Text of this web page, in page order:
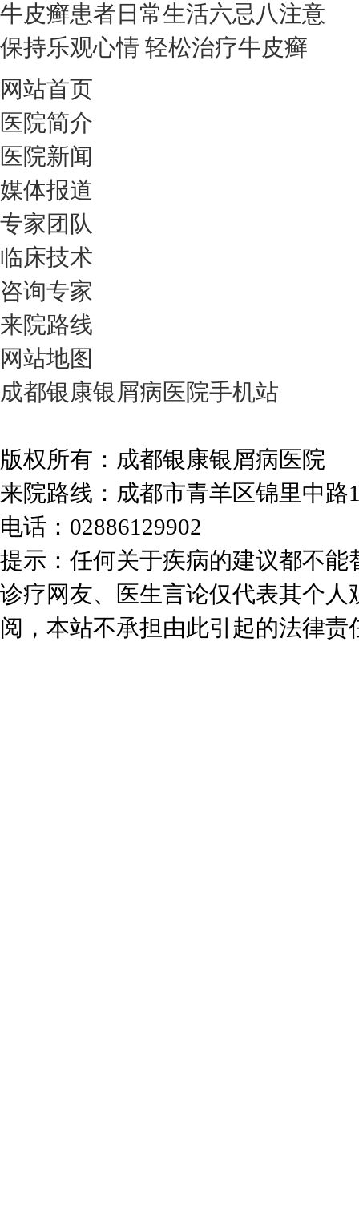
牛皮癣患者日常生活六忌八注意
保持乐观心情 轻松治疗牛皮癣
网站首页
医院简介
医院新闻
媒体报道
专家团队
临床技术
咨询专家
来院路线
网站地图
成都银康银屑病医院手机站
版权所有：成都银康银屑病医院
来院路线：成都市青羊区锦里中
电话：02886129902
提示：任何关于疾病的建议都不
诊疗网友、医生言论仅代表其个
阅，本站不承担由此引起的法律责